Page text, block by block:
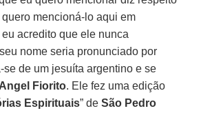
mencioná-lo aqui em
acredito que ele nunca
nome seria pronunciado por
se de um jesuíta argentino e se
Fiorito. Ele fez uma edição
Espirituais” deSão Pedro